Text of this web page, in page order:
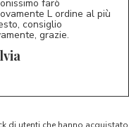
farò
L ordine al più
consiglio
grazie.